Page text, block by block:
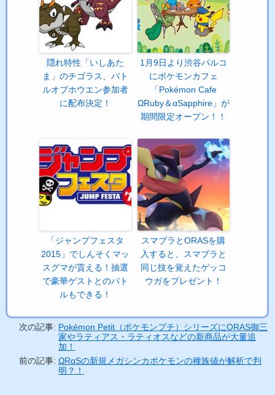
隠れ特性「いしあた
ま」のチゴラス、バト
ルオブホウエン参加者
に配布決定！
1月9日より渋谷パルコ
にポケモンカフェ
「Pokémon Cafe
ΩRuby＆αSapphire」が
期間限定オープン！！
「ジャンプフェスタ
2015」でしんそくマッ
スグマが貰える！抽選
で豪華ゲストとのバト
ルもできる！
スマブラとORASを購
入すると、スマブラと
同じ技を覚えたゲッコ
ウガをプレゼント！
次の記事: Pokémon Petit（ポケモンプチ）シリーズにORAS御三
家やラティアス・ラティオスなどの新商品が大量追
加！
前の記事: ΩRαSの新規メガシンカポケモンの種族値が解析で判
明？！